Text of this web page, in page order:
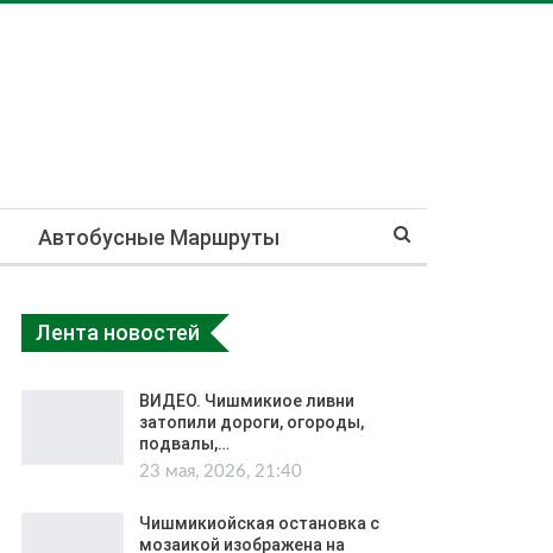
Автобусные Маршруты
Лента новостей
ВИДЕО. Чишмикиое ливни
затопили дороги, огороды,
подвалы,…
23 мая, 2026, 21:40
Чишмикиойская остановка с
мозаикой изображена на